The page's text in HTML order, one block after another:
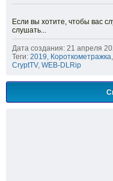
Если вы хотите, чтобы вас
слушать...
Дата создания: 21 апреля
Теги: 2019, Короткометражка,
CryptTV, WEB-DLRip